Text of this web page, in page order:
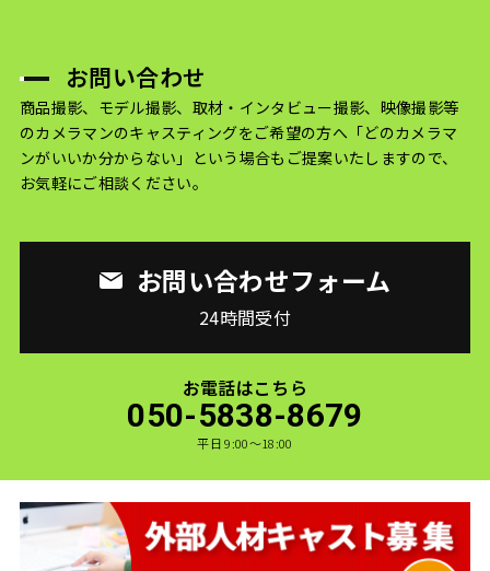
お問い合わせ
商品撮影、モデル撮影、取材・インタビュー撮影、映像撮影等
のカメラマンのキャスティングをご希望の方へ 「どのカメラマ
ンがいいか分からない」という場合もご提案いたしますので、
お気軽にご相談ください。
お問い合わせフォーム
24時間受付
お電話はこちら
050-5838-8679
平日 9:00〜18:00